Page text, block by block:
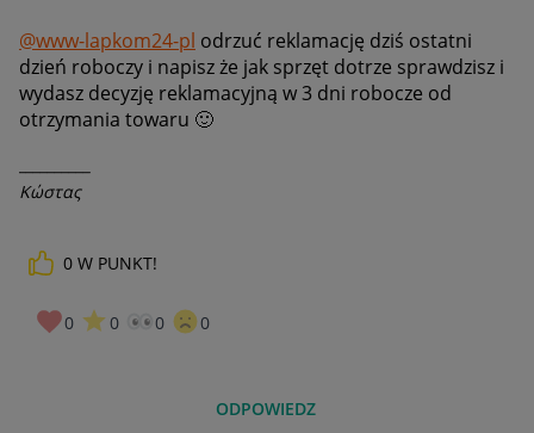
@www-lapkom24-pl odrzuć reklamację dziś ostatni
dzień roboczy i napisz że jak sprzęt dotrze sprawdzisz i
wydasz decyzję reklamacyjną w 3 dni robocze od
otrzymania towaru 🙂
Κώστας
0 W PUNKT!
0 0 0 0
ODPOWIEDZ